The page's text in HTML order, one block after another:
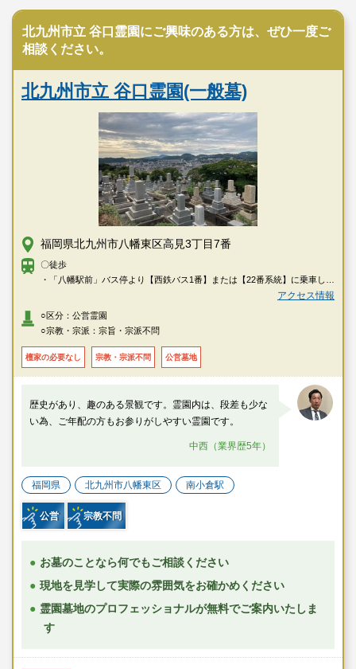
北九州市立 谷口霊園にご興味のある方は、ぜひ一度ご
相談ください。
北九州市立 谷口霊園(一般墓)
福岡県北九州市八幡東区高見3丁目7番
〇徒歩
・「八幡駅前」バス停より【西鉄バス1番】または【22番系統】に乗車し約
〇車
アクセス情報
○区分：公営霊園
○宗教・宗派：宗旨・宗派不問
檀家の必要なし 宗教・宗派不問 公営墓地
歴史があり、趣のある景観です。霊園内は、段差も少な
い為、ご年配の方もお参りがしやすい霊園です。
中西（業界歴5年）
福岡県 北九州市八幡東区 南小倉駅
公営 宗教不問
お墓のことなら何でもご相談ください
現地を見学して実際の雰囲気をお確かめください
霊園墓地のプロフェッショナルが無料でご案内いたしま
す